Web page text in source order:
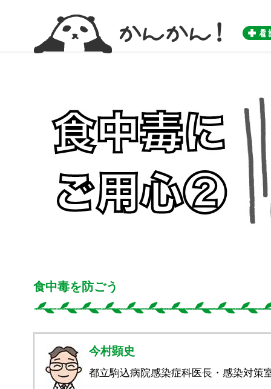
食中毒を防ごう
今村顕史
都立駒込病院感染症科医長・感染対策